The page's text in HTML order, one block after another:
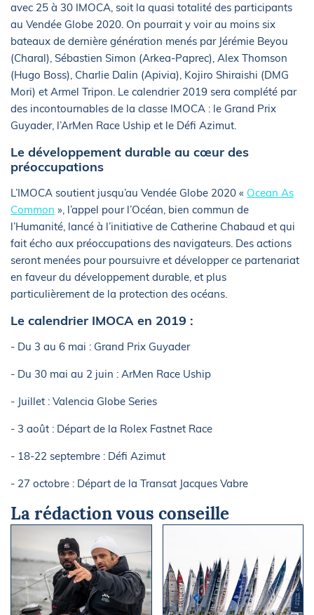
avec 25 à 30 IMOCA, soit la quasi totalité des participants
au Vendée Globe 2020. On pourrait y voir au moins six
bateaux de dernière génération menés par Jérémie Beyou
(Charal), Sébastien Simon (Arkea-Paprec), Alex Thomson
(Hugo Boss), Charlie Dalin (Apivia), Kojiro Shiraishi (DMG
Mori) et Armel Tripon. Le calendrier 2019 sera complété par
des incontournables de la classe IMOCA : le Grand Prix
Guyader, l’ArMen Race Uship et le Défi Azimut.
Le développement durable au cœur des
préoccupations
L’IMOCA soutient jusqu’au Vendée Globe 2020 « Ocean As
Common », l’appel pour l’Océan, bien commun de
l’Humanité, lancé à l’initiative de Catherine Chabaud et qui
fait écho aux préoccupations des navigateurs. Des actions
seront menées pour poursuivre et développer ce partenariat
en faveur du développement durable, et plus
particulièrement de la protection des océans.
Le calendrier IMOCA en 2019 :
- Du 3 au 6 mai : Grand Prix Guyader
- Du 30 mai au 2 juin : ArMen Race Uship
- Juillet : Valencia Globe Series
- 3 août : Départ de la Rolex Fastnet Race
- 18-22 septembre : Défi Azimut
- 27 octobre : Départ de la Transat Jacques Vabre
La rédaction vous conseille